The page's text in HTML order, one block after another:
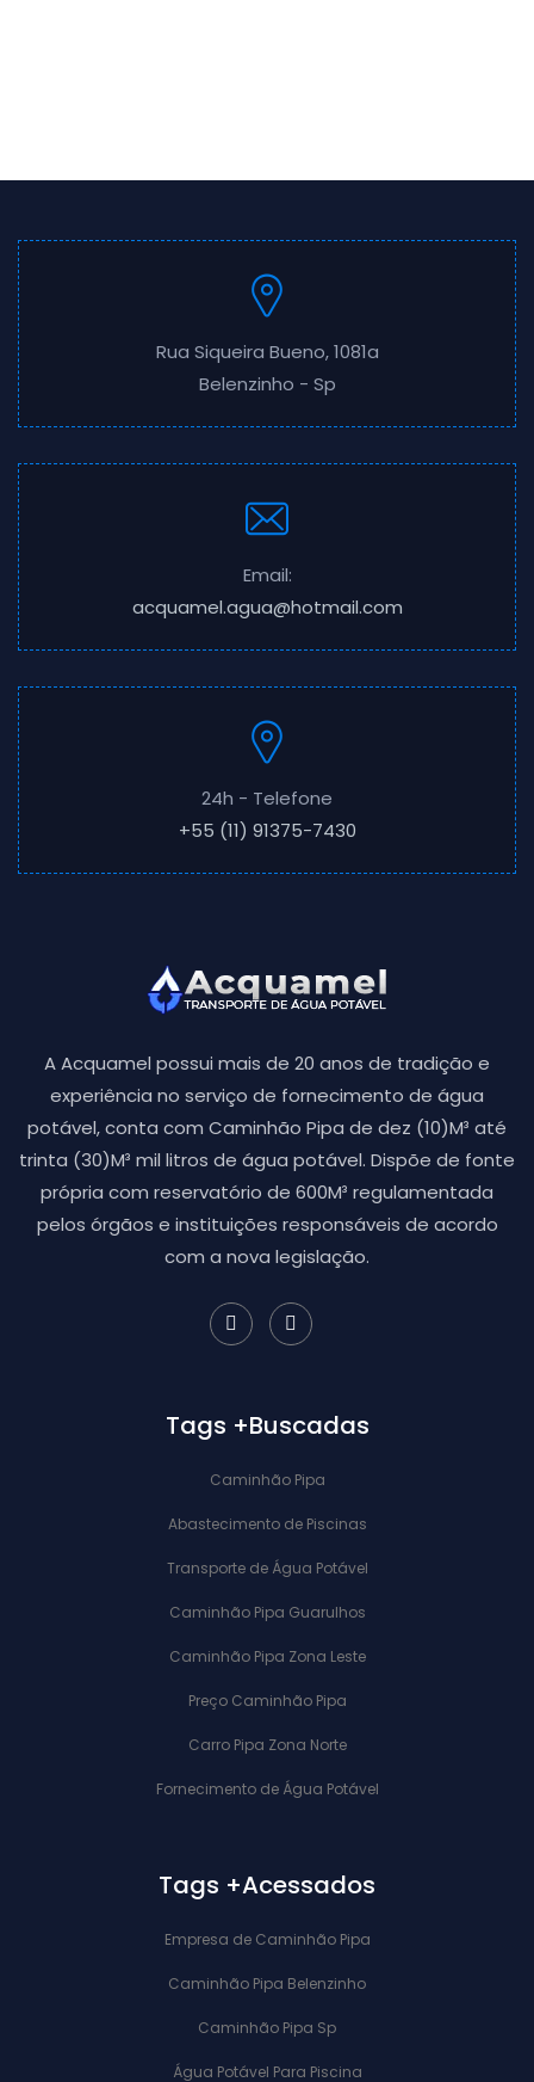
Rua Siqueira Bueno, 1081a
Belenzinho - Sp
Email:
acquamel.agua@hotmail.com
24h - Telefone
+55 (11) 91375-7430
A Acquamel possui mais de 20 anos de tradição e
experiência no serviço de fornecimento de água
potável, conta com Caminhão Pipa de dez (10)M³ até
trinta (30)M³ mil litros de água potável. Dispõe de fonte
própria com reservatório de 600M³ regulamentada
pelos órgãos e instituições responsáveis de acordo
com a nova legislação.
Tags +Buscadas
Caminhão Pipa
Abastecimento de Piscinas
Transporte de Água Potável
Caminhão Pipa Guarulhos
Caminhão Pipa Zona Leste
Preço Caminhão Pipa
Carro Pipa Zona Norte
Fornecimento de Água Potável
Tags +Acessados
Empresa de Caminhão Pipa
Caminhão Pipa Belenzinho
Caminhão Pipa Sp
Água Potável Para Piscina